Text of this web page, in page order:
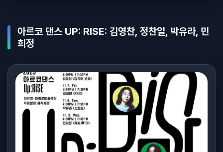
아르코 댄스 UP: RISE: 김영찬, 정찬일, 박유라, 민
희정